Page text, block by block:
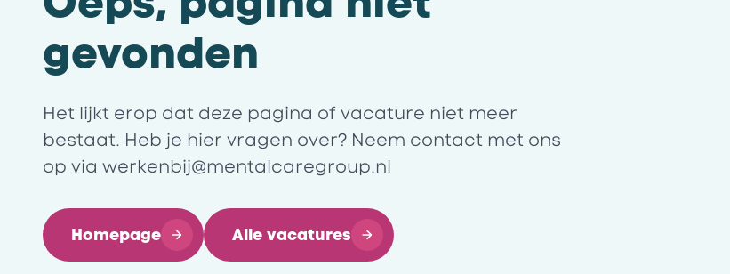
gevonden
Het lijkt erop dat deze pagina of vacature niet meer
bestaat. Heb je hier vragen over? Neem contact met ons
op via werkenbij@mentalcaregroup.nl
Homepage Alle vacatures